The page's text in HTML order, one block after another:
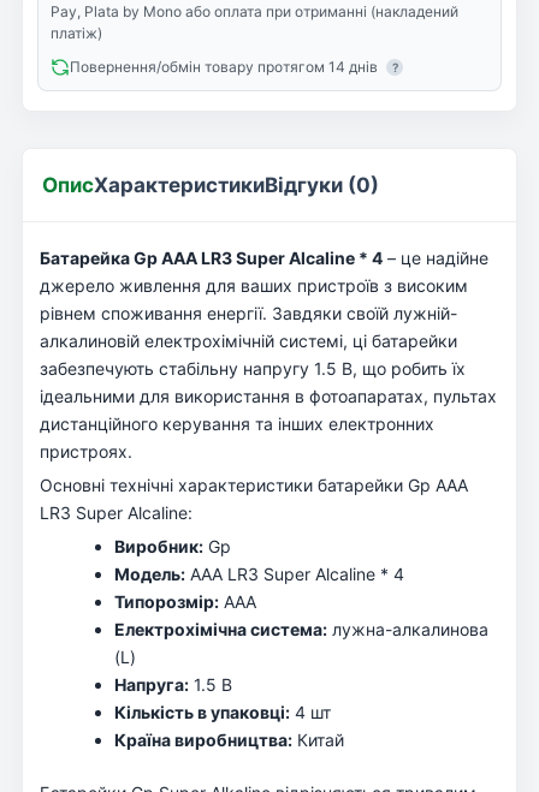
Pay, Plata by Mono або оплата при отриманні (накладений
платіж)
Повернення/обмін товару протягом 14 днів
?
ОписХарактеристикиВідгуки (0)
Батарейка Gp AAA LR3 Super Alcaline * 4 – це надійне
джерело живлення для ваших пристроїв з високим
рівнем споживання енергії. Завдяки своїй лужній-
алкалиновій електрохімічній системі, ці батарейки
забезпечують стабільну напругу 1.5 В, що робить їх
ідеальними для використання в фотоапаратах, пультах
дистанційного керування та інших електронних
пристроях.
Основні технічні характеристики батарейки Gp AAA
LR3 Super Alcaline:
Виробник: Gp
Модель: AAA LR3 Super Alcaline * 4
Типорозмір: AAA
Електрохімічна система: лужна-алкалинова
(L)
Напруга: 1.5 В
Кількість в упаковці: 4 шт
Країна виробництва: Китай